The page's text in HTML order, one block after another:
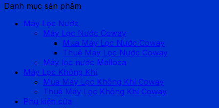
Danh mục sản phẩm
Máy Lọc Nước
Máy Lọc Nước Coway
Mua Máy Lọc Nước Coway
Thuê Máy Lọc Nước Coway
Máy lọc nước Malloca
Máy Lọc Không Khí
Mua Máy Lọc Không Khí Coway
Thuê Máy Lọc Không Khí Coway
Phụ kiện cửa